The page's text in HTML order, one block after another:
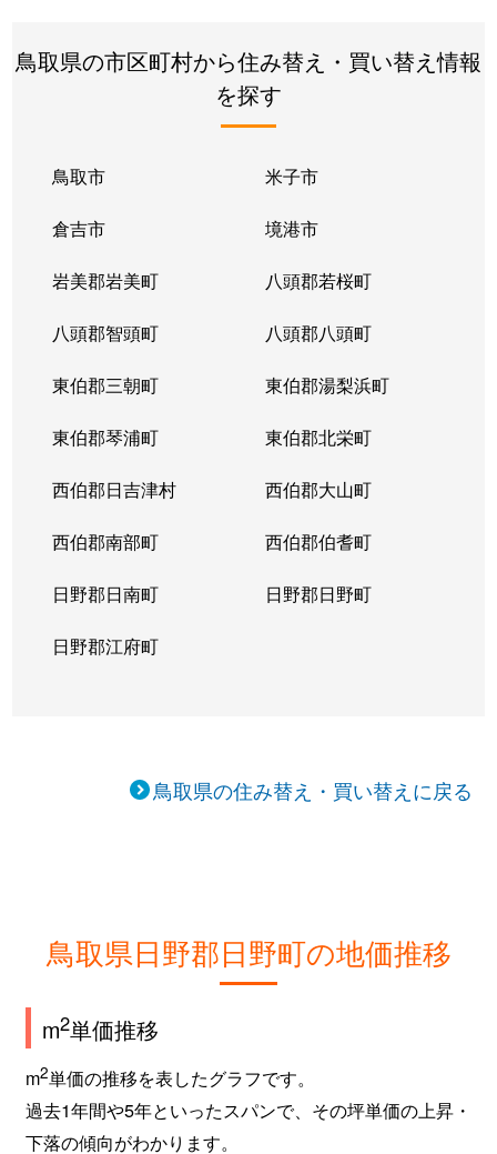
鳥取県の市区町村から住み替え・買い替え情報
を探す
鳥取市 米子市
倉吉市 境港市
岩美郡岩美町 八頭郡若桜町
八頭郡智頭町 八頭郡八頭町
東伯郡三朝町 東伯郡湯梨浜町
東伯郡琴浦町 東伯郡北栄町
西伯郡日吉津村 西伯郡大山町
西伯郡南部町 西伯郡伯耆町
日野郡日南町 日野郡日野町
日野郡江府町
鳥取県の住み替え・買い替えに戻る
鳥取県日野郡日野町の地価推移
m2単価推移
m2単価の推移を表したグラフです。
過去1年間や5年といったスパンで、その坪単価の上昇・
下落の傾向がわかります。